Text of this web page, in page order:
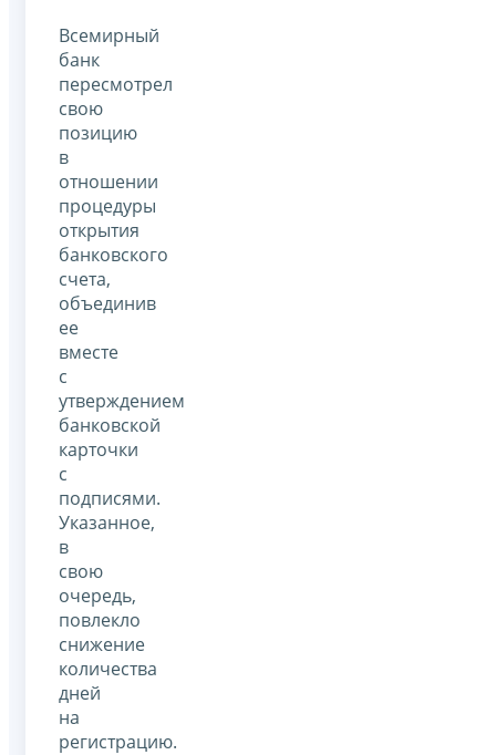
Всемирный
банк
пересмотрел
свою
позицию
в
отношении
процедуры
открытия
банковского
счета,
объединив
ее
вместе
с
утверждением
банковской
карточки
с
подписями.
Указанное,
в
свою
очередь,
повлекло
снижение
количества
дней
на
регистрацию.